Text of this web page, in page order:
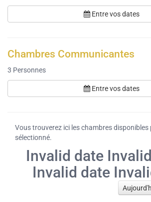
Entre vos dates
Chambres Communicantes
3 Personnes
Entre vos dates
Vous trouverez ici les chambres disponibles
sélectionné.
Invalid date
Invalid date